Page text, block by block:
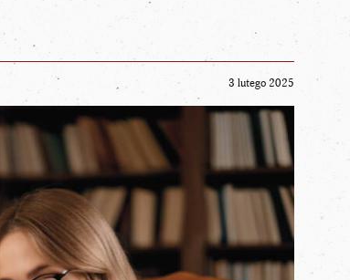
3 lutego 2025